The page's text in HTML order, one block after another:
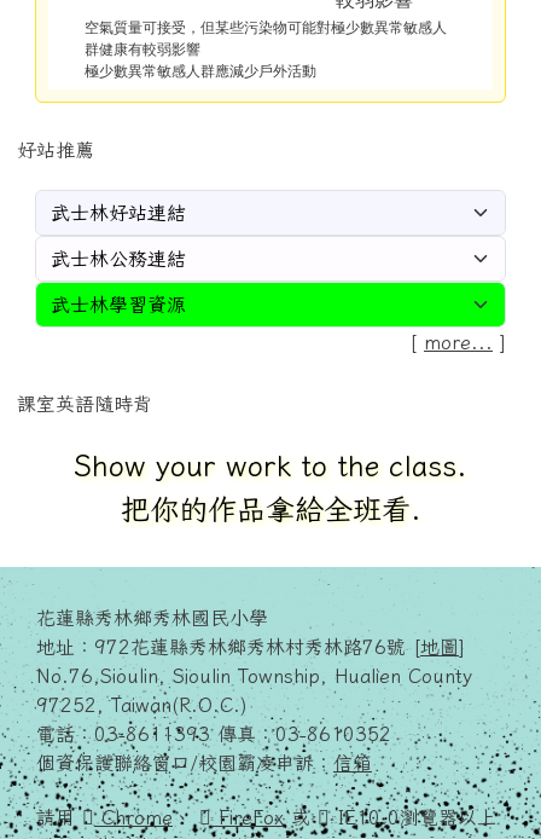
空氣質量可接受，但某些污染物可能對極少數異常敏感人
群健康有較弱影響
極少數異常敏感人群應減少戶外活動
好站推薦
[ more... ]
課室英語隨時背
Show your work to the class.
把你的作品拿給全班看.
花蓮縣秀林鄉秀林國民小學
地址：972花蓮縣秀林鄉秀林村秀林路76號 [地圖]
No.76,Sioulin, Sioulin Township, Hualien County
97252, Taiwan(R.O.C.)
電話：03-8611393 傳真：03-8610352
個資保護聯絡窗口/校園霸凌申訴： 信箱
請用 Chrome、 FireFox或
IE10.0瀏覽器以上